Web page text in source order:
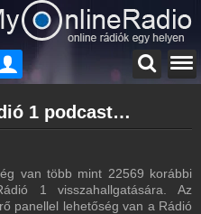
Rádió 1 archívum - Rádió 1 podcasts - Rádió 1 visszahallgatás
van több mint 22569 korábbi
1 visszahallgatására. Az
panellel lehetőség van a Rádió